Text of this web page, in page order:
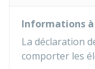
Informations
La déclaration
comporter les